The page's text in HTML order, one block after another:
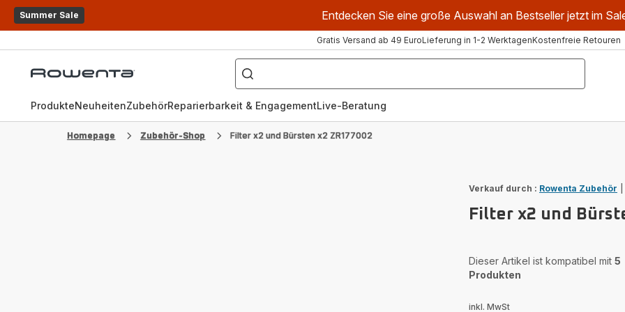
Summer Sale Entdecken Sie eine große Auswahl an Bestseller jetzt im
Gratis Versand ab 49 EuroLieferung in 1-2 WerktagenKostenfreie Retouren
Rowenta
Wonach
suchen
Sie?
ProdukteNeuheitenZubehörReparierbarkeit & EngagementLive-Beratung
Homepage Zubehör-Shop Filter x2 und Bürsten x2 ZR177002
Verkauf durch : Rowenta Zubehör
Filter x2 und
Dieser Artikel ist kompatibel mit 5
Produkten
inkl. MwSt